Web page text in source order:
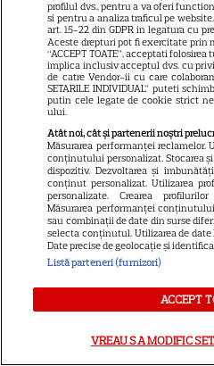
7
într-un
7
VEDETE
Teo
după
de
nu ne-
profilul dvs., pentru a va oferi
si pentru a analiza traficul pe
art. 15-22 din GDPR in legatura cu
Aceste drepturi pot fi exercitate prin
“ACCEPT TOATE”, acceptati
implica inclusiv acceptul dvs. cu
de catre Vendor-ii cu care
SETARILE INDIVIDUAL” puteti
putin cele legate de cookie strict
ului.
Atât noi, cât și partenerii noștri
Măsurarea performanței reclamelor.
conținutului personalizat. Stocarea
dispozitiv. Dezvoltarea și
conținut personalizat. Utilizarea
personalizate. Crearea
Măsurarea performanței
sau combinații de date din surse
selecta conținutul. Utilizarea de
Date precise de geolocație și
Listă parteneri (furnizori)
ACCEPT
VREAU SA MODIFIC